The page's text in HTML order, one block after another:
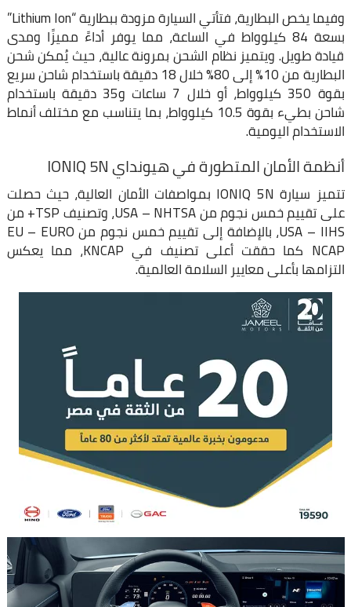
وفيما يخص البطارية، فتأتي السيارة مزودة ببطارية “Lithium Ion”
بسعة 84 كيلوواط في الساعة، مما يوفر أداءً مميزًا ومدى
قيادة طويل. ويتميز نظام الشحن بمرونة عالية، حيث يُمكن شحن
البطارية من 10% إلى 80% خلال 18 دقيقة باستخدام شاحن سريع
بقوة 350 كيلوواط، أو خلال 7 ساعات و35 دقيقة باستخدام
شاحن بطيء بقوة 10.5 كيلوواط، بما يتناسب مع مختلف أنماط
الاستخدام اليومية.
أنظمة الأمان المتطورة في هيونداي IONIQ 5N
تتميز سيارة IONIQ 5N بمواصفات الأمان العالية، حيث حصلت
على تقييم خمس نجوم من USA – NHTSA، وتصنيف TSP+ من
USA – IIHS، بالإضافة إلى تقييم خمس نجوم من EU – EURO
NCAP كما حققت أعلى تصنيف في KNCAP، مما يعكس
التزامها بأعلى معايير السلامة العالمية.